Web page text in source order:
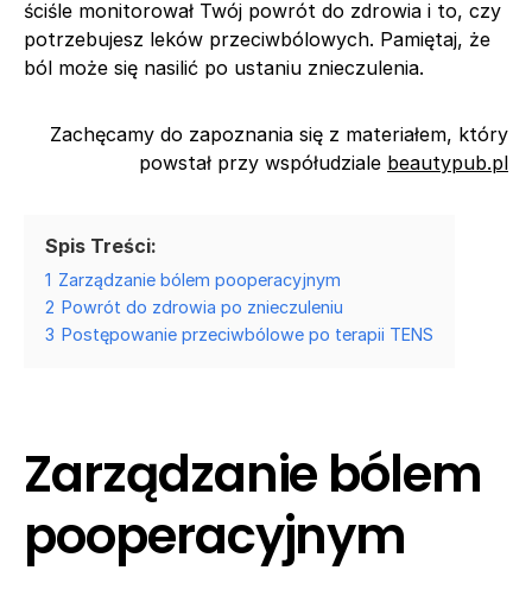
ściśle monitorował Twój powrót do zdrowia i to, czy
potrzebujesz leków przeciwbólowych. Pamiętaj, że
ból może się nasilić po ustaniu znieczulenia.
Zachęcamy do zapoznania się z materiałem, który
powstał przy współudziale beautypub.pl
Spis Treści:
1 Zarządzanie bólem pooperacyjnym
2 Powrót do zdrowia po znieczuleniu
3 Postępowanie przeciwbólowe po terapii TENS
Zarządzanie bólem
pooperacyjnym